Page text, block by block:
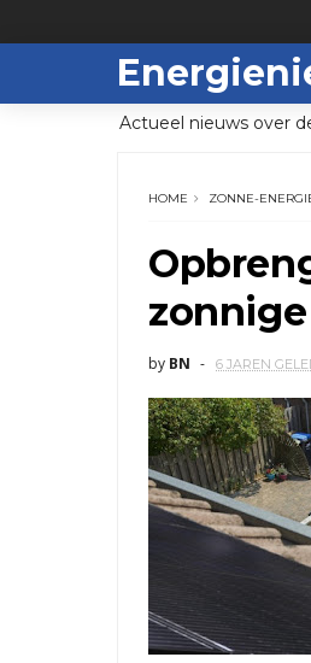
Actueel nieuws over
HOME ZONNE-
by BN 6 JAREN